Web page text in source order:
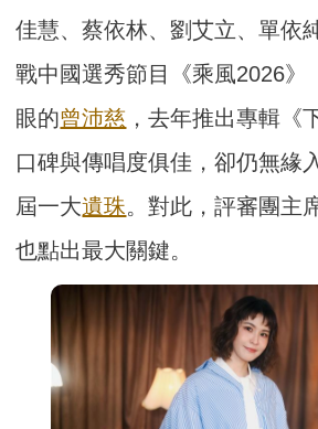
佳慧、蔡依林、劉艾立、單依
戰中國選秀節目《乘風2026》
眼的曾沛慈 ，去年推出專輯《
口碑與傳唱度俱佳，卻仍無緣
屆一大遺珠。對此，評審團主
也點出最大關鍵。